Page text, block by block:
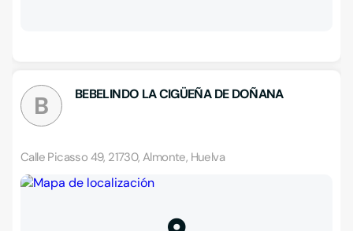
B BEBELINDO LA CIGÜEÑA DE DOÑANA
Calle Picasso 49, 21730, Almonte, Huelva